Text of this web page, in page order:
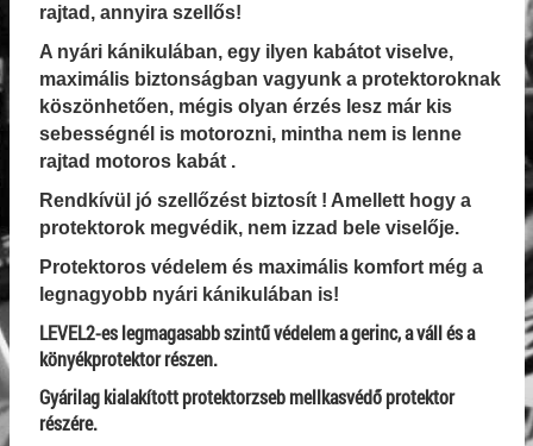
rajtad, annyira szellős!
A nyári kánikulában, egy ilyen kabátot viselve,
maximális biztonságban vagyunk a protektoroknak
köszönhetően, mégis olyan érzés lesz már kis
sebességnél is motorozni, mintha nem is lenne
rajtad motoros kabát .
Rendkívül jó szellőzést biztosít ! Amellett hogy a
protektorok megvédik, nem izzad bele viselője.
Protektoros védelem és maximális komfort még a
legnagyobb nyári kánikulában is!
LEVEL2-es legmagasabb szintű védelem a gerinc, a váll és a
könyékprotektor részen.
Gyárilag kialakított protektorzseb mellkasvédő protektor
részére.